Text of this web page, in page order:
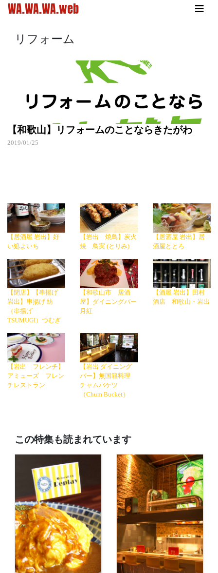
WA.WA.WA.web
リフォーム
【和歌山】リフォームのことならきたがわ
2019/01/25
【居酒屋 岩出】好
い処よいち
【岩出 焼鳥】炭火
焼 鳥実 (とりみ)
【居酒屋 岩出】居
酒屋ととろ
【閉店】【串揚げ
岩出】串揚げ 紡
（串揚げ
TSUMUGI）つむぎ
【和歌山市 居酒
屋】ダイニングバー
月紅
【酒屋 岩出】田村
酒店 和歌山・岩出
【岩出 フレンチ】
アミューズ フレン
チレストラン
【岩出 ダイニング
バー】無国籍料理
チャムバケツ
（Chum Bucket）
この特集も読まれています